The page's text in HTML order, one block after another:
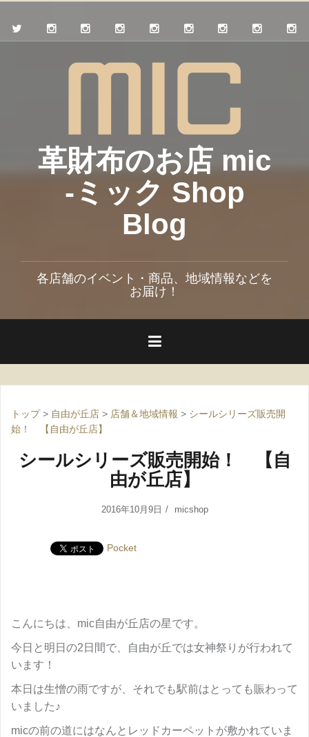
革財布のお店 mic
-ミック Shop
Blog
各店舗のイベント・商品、地域情報などを
お届け！
トップ> 自由が丘店 > 店舗＆地域情報 > シールシリーズ販売開
始！ 【自由が丘店】
シールシリーズ販売開始！ 【自
由が丘店】
2016年10月9日 micshop
Pocket
こんにちは、mic自由が丘店の星です。
今日と明日の2日間で、自由が丘では女神祭りが行われて
います！
本日は生憎の雨ですが、それでも駅前はとっても賑わって
いました♪
micの前の道にはなんとレッドカーペットが敷かれていま